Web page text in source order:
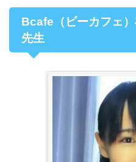
Bcafe（ビーカフェ
先生